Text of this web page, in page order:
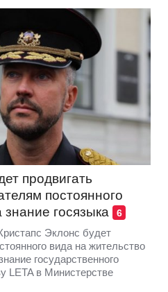
продвигать
постоянного
госязыка
6
Эклонс будет
вида на жительство
государственного
LETA в Министерстве